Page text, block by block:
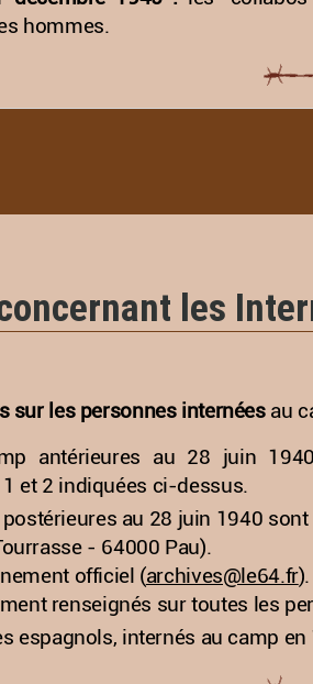
hommes.
les
sur les personnes internées au
antérieures au 28 juin
et 2 indiquées ci-dessus.
au 28 juin 1940 sont
- 64000 Pau).
officiel (archives@le64.fr).
renseignés sur toutes les
espagnols, internés au camp